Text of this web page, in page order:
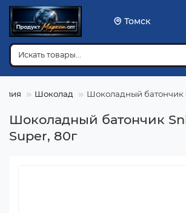
Томск
Шоколад Шоколадный батончик
Шоколадный батончик
Super, 80г